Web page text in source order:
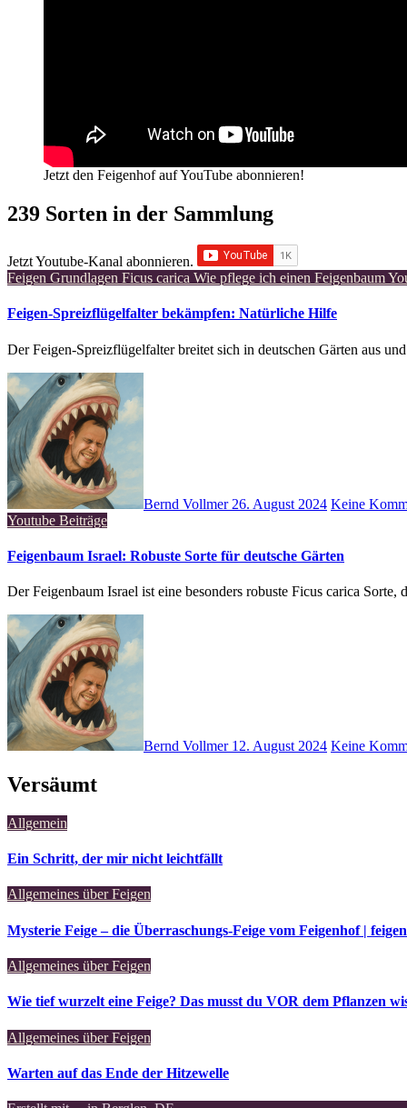
Jetzt den Feigenhof auf YouTube abonnieren!
239 Sorten in der Sammlung
Jetzt Youtube-Kanal abonnieren.
Feigen Grundlagen Ficus carica Wie pflege ich einen Feigenbaum
Feigen-Spreizflügelfalter bekämpfen: Natürliche Hilfe
Der Feigen-Spreizflügelfalter breitet sich in deutschen Gärten aus
Bernd Vollmer 26. August 2024 Keine
Youtube Beiträge
Feigenbaum Israel: Robuste Sorte für deutsche Gärten
Der Feigenbaum Israel ist eine besonders robuste Ficus carica
Bernd Vollmer 12. August 2024 Keine
Versäumt
Allgemein
Ein Schritt, der mir nicht leichtfällt
Allgemeines über Feigen
Mysterie Feige – die Überraschungs-Feige vom Feigenhof |
Allgemeines über Feigen
Wie tief wurzelt eine Feige? Das musst du VOR dem Pflanzen
Allgemeines über Feigen
Warten auf das Ende der Hitzewelle